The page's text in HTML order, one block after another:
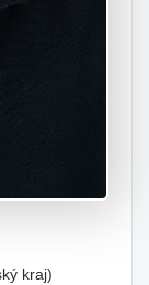
kraj)